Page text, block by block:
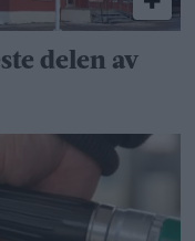
delen av